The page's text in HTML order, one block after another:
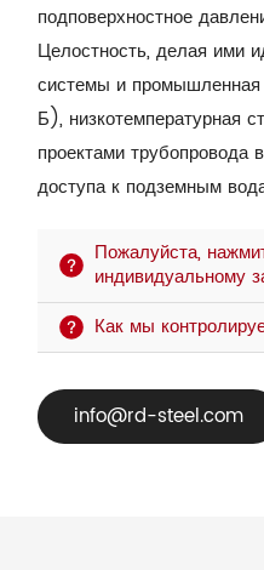
подповерхностное
Целостность, делая ими
системы и промышленная
Б), низкотемпературная
проектами трубопровода
доступа к подземным
Пожалуйста,
индивидуальному
Как мы
info@rd-steel.com